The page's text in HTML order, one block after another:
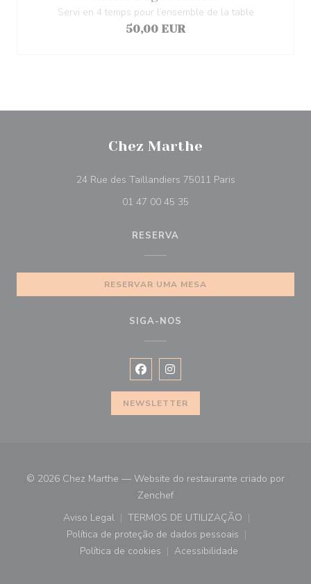
Servi en 4 temps pour l’ensemble de la table
50,00 EUR
Chez Marthe
24 Rue des Taillandiers 75011 Paris((abre numa
01 47 00 45 35
RESERVA
RESERVAR UMA MESA
SIGA-NOS
Facebook ((abre numa nova janela))
Instagram ((abre numa nova
NEWSLETTER
© 2026 Chez Marthe — Website do restaurante criado por
Zenchef((abre numa nova janela))
Aviso Legal
((abre numa nova janela))
TERMOS DE UTILIZAÇÃO
((abre numa nova janela))
Política de proteção de dados pessoais
((abre numa nova janela))
Política de cookies
((abre numa nova janela))
Acessibilidade
((abre numa nova